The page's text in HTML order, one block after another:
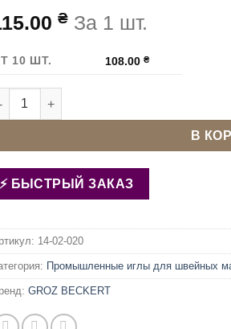
₴ За 1 шт.
10 ШТ. 108.00₴
товара Иглы для ОВЕРЛОКА
В
БЫСТРЫЙ ЗАКАЗ
14-02-020
Промышленные иглы для швейных
GROZ BECKERT